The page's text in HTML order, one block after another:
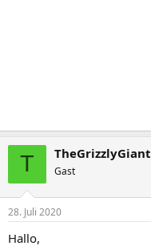
T TheGrizzlyGiant
Gast
28. Juli 2020
Hallo,